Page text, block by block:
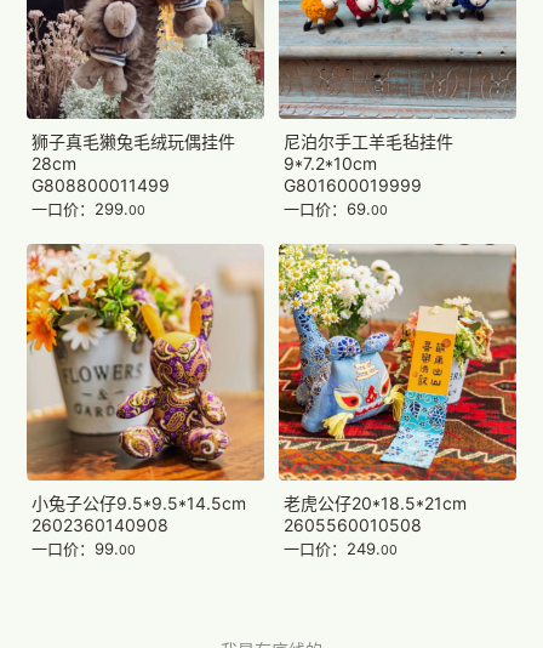
狮子真毛獭兔毛绒玩偶挂件
28cm
G808800011499
一口价：299.00
尼泊尔手工羊毛毡挂件
9*7.2*10cm
G801600019999
一口价：69.00
小兔子公仔9.5*9.5*14.5cm
2602360140908
一口价：99.00
老虎公仔20*18.5*21cm
2605560010508
一口价：249.00